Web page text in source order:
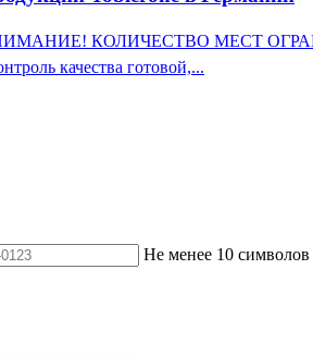
КОЛИЧЕСТВО МЕСТ
качества готовой,...
Не менее 10 символов